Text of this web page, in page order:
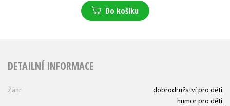
Do košíku
DETAILNÍ INFORMACE
Žánr
dobrodružství pro děti
humor pro děti